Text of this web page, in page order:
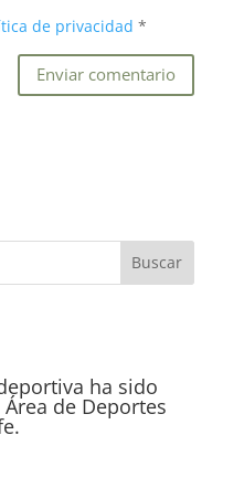
de privacidad *
ha sido
de Deportes